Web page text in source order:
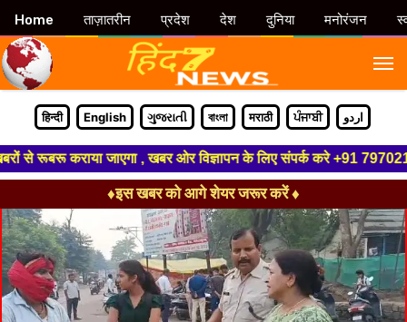
हिन्दी English ગુજરાતી বাংলা मराठी ਪੰਜਾਬੀ اردو
रूबरू कराया जाएगा , खबर ओर विज्ञापन के लिए संपर्क करे +91
♦इस खबर को आगे शेयर जरूर करें ♦
Home ताज़ातरीन प्रदेश देश दुनिया मनोरंजन